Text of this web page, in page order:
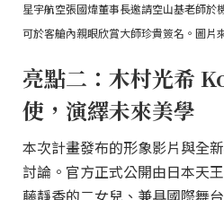
星宇航空張國煒董事長邀請空山基老師於
可於客艙內親眼欣賞大師珍貴簽名。圖片
亮點二：木村光希
使，演繹未來美學
本次計畫發布的形象影片與全
討論。官方正式公開由日本天
藤靜香的二女兒、兼具國際舞